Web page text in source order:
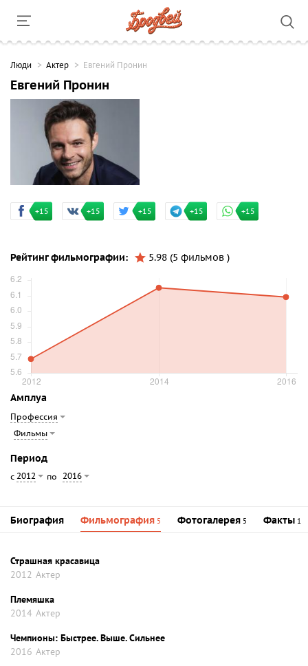
Люди Актер Евгений Пронин
Евгений Пронин
+15 +15 +15 +15 +15
Рейтинг фильмографии: 5.98 (5 фильмов )
Амплуа
Профессия
Фильмы
Период
с 2012 по 2016
Биография Фильмография 5 Фотогалерея 5 Факты 1
Страшная красавица
2012 Актер
Племяшка
2014 Актер
Чемпионы: Быстрее. Выше. Сильнее
2016 Актер